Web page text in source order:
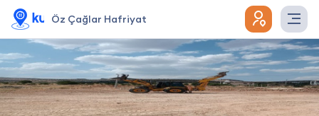
Öz Çağlar Hafriyat